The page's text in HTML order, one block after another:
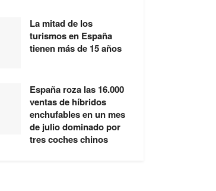
La mitad de los
turismos en España
tienen más de 15 años
España roza las 16.000
ventas de híbridos
enchufables en un mes
de julio dominado por
tres coches chinos